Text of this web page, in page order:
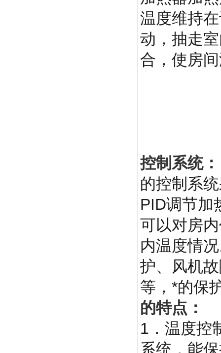
温度维持
动，抽走
合，使房
控制系统：
的控制系
PID调节加
可以对房
内温度情
护、风机
等，*的保
的特点：
1．温度控
系统，能